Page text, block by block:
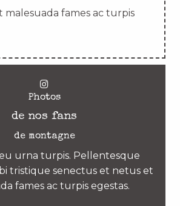
malesuada fames ac turpis
Photos
de nos fans
de montagne
urna turpis. Pellentesque
tristique senectus et netus et
fames ac turpis egestas.